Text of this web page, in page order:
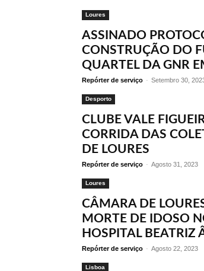
Loures
ASSINADO
CONSTRUÇÃO DO
QUARTEL DA GNR
Repórter de serviço - Setembro 30,
Desporto
CLUBE VALE
CORRIDA DAS
DE LOURES
Repórter de serviço - Agosto 31, 2023
Loures
CÂMARA DE
MORTE DE IDOSO
HOSPITAL BEATRIZ
Repórter de serviço - Agosto 22, 2023
Lisboa